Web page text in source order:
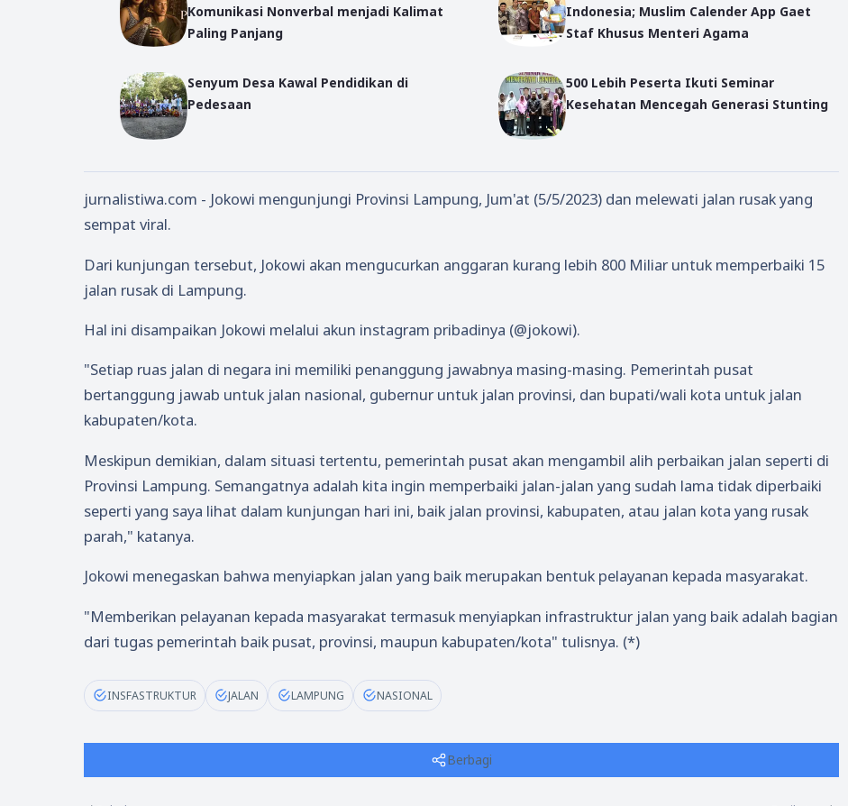
Komunikasi Nonverbal menjadi Kalimat
Paling Panjang
Indonesia; Muslim Calender App Gaet
Staf Khusus Menteri Agama
Senyum Desa Kawal Pendidikan di
Pedesaan
500 Lebih Peserta Ikuti Seminar
Kesehatan Mencegah Generasi Stunting
jurnalistiwa.com - Jokowi mengunjungi Provinsi Lampung, Jum'at (5/5/2023) dan melewati jalan rusak yang
sempat viral.
Dari kunjungan tersebut, Jokowi akan mengucurkan anggaran kurang lebih 800 Miliar untuk memperbaiki 15
jalan rusak di Lampung.
Hal ini disampaikan Jokowi melalui akun instagram pribadinya (@jokowi).
"Setiap ruas jalan di negara ini memiliki penanggung jawabnya masing-masing. Pemerintah pusat
bertanggung jawab untuk jalan nasional, gubernur untuk jalan provinsi, dan bupati/wali kota untuk jalan
kabupaten/kota.
Meskipun demikian, dalam situasi tertentu, pemerintah pusat akan mengambil alih perbaikan jalan seperti di
Provinsi Lampung. Semangatnya adalah kita ingin memperbaiki jalan-jalan yang sudah lama tidak diperbaiki
seperti yang saya lihat dalam kunjungan hari ini, baik jalan provinsi, kabupaten, atau jalan kota yang rusak
parah," katanya.
Jokowi menegaskan bahwa menyiapkan jalan yang baik merupakan bentuk pelayanan kepada masyarakat.
"Memberikan pelayanan kepada masyarakat termasuk menyiapkan infrastruktur jalan yang baik adalah bagian
dari tugas pemerintah baik pusat, provinsi, maupun kabupaten/kota" tulisnya. (*)
INSFASTRUKTUR JALAN LAMPUNG NASIONAL
Berbagi